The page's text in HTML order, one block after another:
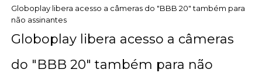
Globoplay libera acesso a câmeras do "BBB 20" também para
não assinantes
Globoplay libera acesso a câmeras
do "BBB 20" também para não